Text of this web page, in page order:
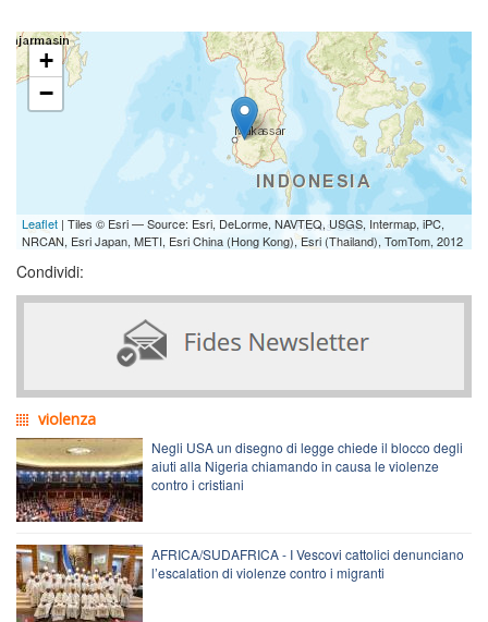
+
−
Leaflet | Tiles © Esri — Source: Esri, DeLorme, NAVTEQ, USGS, Intermap, iPC,
NRCAN, Esri Japan, METI, Esri China (Hong Kong), Esri (Thailand), TomTom, 2012
Condividi:
violenza
Negli USA un disegno di legge chiede il blocco degli
aiuti alla Nigeria chiamando in causa le violenze
contro i cristiani
AFRICA/SUDAFRICA - I Vescovi cattolici denunciano
l’escalation di violenze contro i migranti